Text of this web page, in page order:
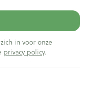
in voor onze
privacy policy.